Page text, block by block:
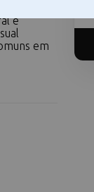
e
em